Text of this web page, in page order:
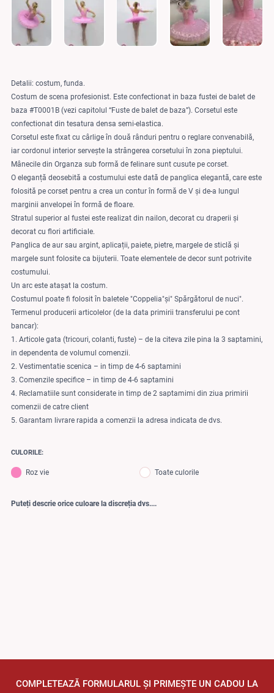
Detalii: costum, funda.
Costum de scena profesionist. Este confectionat in baza fustei de balet de
baza #T0001B (vezi capitolul “Fuste de balet de baza”). Corsetul este
confectionat din tesatura densa semi-elastica.
Corsetul este fixat cu cârlige în două rânduri pentru o reglare convenabilă,
iar cordonul interior servește la strângerea corsetului în zona pieptului.
Mânecile din Organza sub formă de felinare sunt cusute pe corset.
O eleganță deosebită a costumului este dată de panglica elegantă, care este
folosită pe corset pentru a crea un contur în formă de V și de-a lungul
marginii anvelopei în formă de floare.
Stratul superior al fustei este realizat din nailon, decorat cu draperii și
decorat cu flori artificiale.
Panglica de aur sau argint, aplicații, paiete, pietre, margele de sticlă și
margele sunt folosite ca bijuterii. Toate elementele de decor sunt potrivite
costumului.
Un arc este atașat la costum.
Costumul poate fi folosit în baletele "Coppelia"și" Spărgătorul de nuci".
Termenul producerii articolelor (de la data primirii transferului pe cont
bancar):
1. Articole gata (tricouri, colanti, fuste) – de la citeva zile pina la 3 saptamini,
in dependenta de volumul comenzii.
2. Vestimentatie scenica – in timp de 4-6 saptamini
3. Comenzile specifice – in timp de 4-6 saptamini
4. Reclamatiile sunt considerate in timp de 2 saptamimi din ziua primirii
comenzii de catre client
5. Garantam livrare rapida a comenzii la adresa indicata de dvs.
CULORILE:
Roz vie Toate culorile
Puteți descrie orice culoare la discreția dvs....
COMPLETEAZĂ FORMULARUL ȘI PRIMEȘTE UN CADOU LA